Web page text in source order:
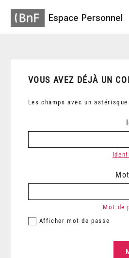
Espace Personnel
VOUS AVEZ DÉJÀ UN
Les champs avec un
Afficher mot de passe
Mot de